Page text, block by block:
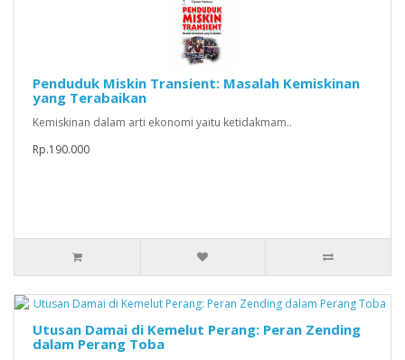
Penduduk Miskin Transient: Masalah Kemiskinan
yang Terabaikan
Kemiskinan dalam arti ekonomi yaitu ketidakmam..
Rp.190.000
Utusan Damai di Kemelut Perang: Peran Zending
dalam Perang Toba